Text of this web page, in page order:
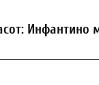
Инфантино